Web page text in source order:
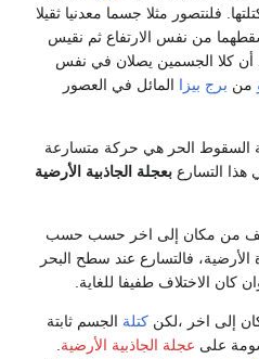
فلنتصور مثلا جسما معدنيا ثقيلا
من نفس الارتفاع ثم نقيس
كلا الجسمين يصلان في نفس
من برج بيزا المائل في العصور
السقوط الحر هي حركة متسارعة
هذا التسارع بعجلة الجاذبية الأرضية
من مكان إلى اخر حسب حسب
فالتسارع عند سطح البحر
كان الاختلاف طفيفا للغاية.
إلى اخر ،لكن كتلة الجسم ثابتة
على عجلة الجاذبية الأرضية.